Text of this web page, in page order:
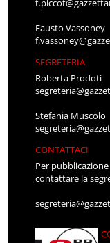
Fausto Vassoney
SEGRETERIA
Roberta Prodoti
Stefania Muscolo
CONTATTACI
Per
contattare la